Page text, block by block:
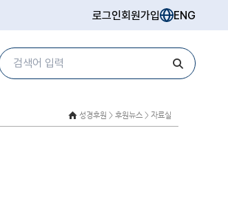
로그인회원가입 ENG
성경후원 > 후원뉴스 > 자료실